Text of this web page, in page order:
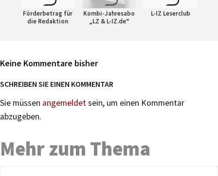
Förderbetrag für
die Redaktion
Kombi-Jahresabo
„LZ & L-IZ.de“
L-IZ Leserclub
Keine Kommentare bisher
SCHREIBEN SIE EINEN KOMMENTAR
Sie müssen angemeldetsein, um einen Kommentar
abzugeben.
Mehr zum Thema